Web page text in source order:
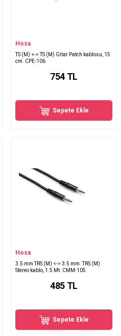
Hosa
TS (M) <-> TS (M) Gitar Patch kablosu, 15
cm. CPE-106
754 TL
Sepete Ekle
Hosa
3.5 mm TRS (M) <-> 3.5 mm. TRS (M)
Stereo kablo, 1.5 Mt. CMM-105
485 TL
Sepete Ekle